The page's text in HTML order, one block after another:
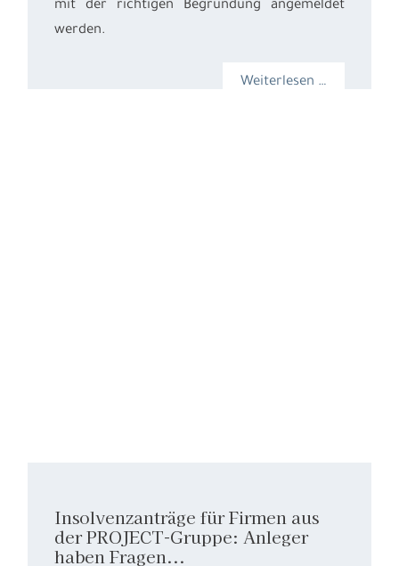
mit der richtigen Begründung angemeldet
werden.
Weiterlesen …
Insolvenzanträge für Firmen aus
der PROJECT-Gruppe: Anleger
haben Fragen...